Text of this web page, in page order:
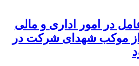
در امور اداری و مالی
از موکب شهدای شرکت در